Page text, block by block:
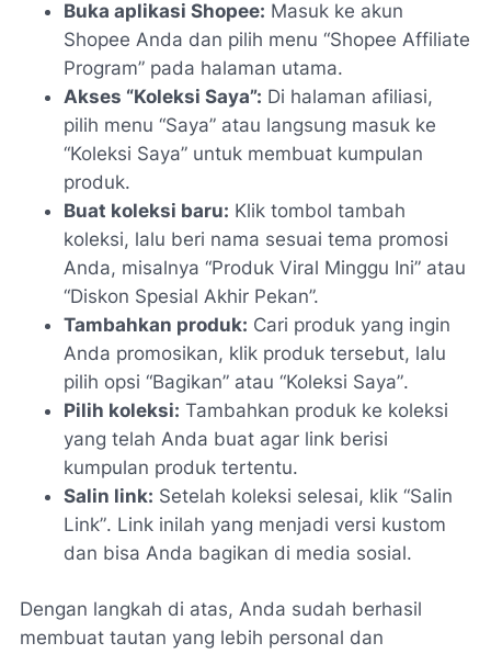
Buka aplikasi Shopee: Masuk ke akun
Shopee Anda dan pilih menu “Shopee Affiliate
Program” pada halaman utama.
Akses “Koleksi Saya”: Di halaman afiliasi,
pilih menu “Saya” atau langsung masuk ke
“Koleksi Saya” untuk membuat kumpulan
produk.
Buat koleksi baru: Klik tombol tambah
koleksi, lalu beri nama sesuai tema promosi
Anda, misalnya “Produk Viral Minggu Ini” atau
“Diskon Spesial Akhir Pekan”.
Tambahkan produk: Cari produk yang ingin
Anda promosikan, klik produk tersebut, lalu
pilih opsi “Bagikan” atau “Koleksi Saya”.
Pilih koleksi: Tambahkan produk ke koleksi
yang telah Anda buat agar link berisi
kumpulan produk tertentu.
Salin link: Setelah koleksi selesai, klik “Salin
Link”. Link inilah yang menjadi versi kustom
dan bisa Anda bagikan di media sosial.
Dengan langkah di atas, Anda sudah berhasil
membuat tautan yang lebih personal dan